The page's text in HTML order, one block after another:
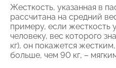
Жесткость, указанная в
рассчитана на средний
примеру, если жесткость
человеку, вес которого
кг), он покажется
больше, чем 90 кг, –